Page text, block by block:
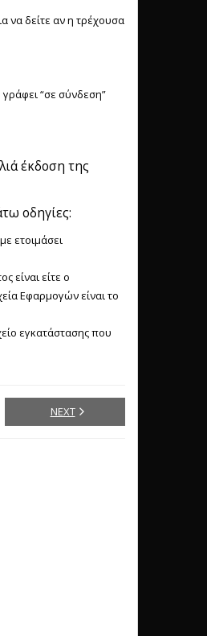
να δείτε αν η τρέχουσα
“σε σύνδεση”
έκδοση της
οδηγίες:
ετοιμάσει
είναι είτε ο
Εφαρμογών είναι το
εγκατάστασης που
NEXT